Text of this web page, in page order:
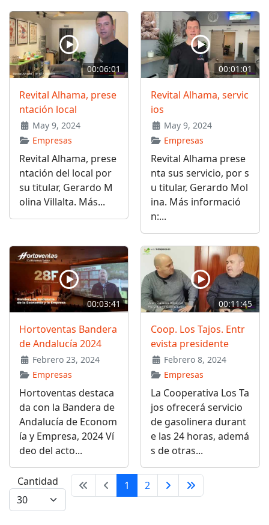
00:06:01
Revital Alhama, prese
ntación local
May 9, 2024
Empresas
Revital Alhama, prese
ntación del local por
su titular, Gerardo M
olina Villalta. Más...
00:01:01
Revital Alhama, servic
ios
May 9, 2024
Empresas
Revital Alhama prese
nta sus servicio, por s
u titular, Gerardo Mol
ina. Más informació
n:...
00:03:41
Hortoventas Bandera
de Andalucía 2024
Febrero 23, 2024
Empresas
Hortoventas destaca
da con la Bandera de
Andalucía de Econom
ía y Empresa, 2024 Ví
deo del acto...
00:11:45
Coop. Los Tajos. Entr
evista presidente
Febrero 8, 2024
Empresas
La Cooperativa Los Ta
jos ofrecerá servicio
de gasolinera durant
e las 24 horas, ademá
s de otras...
Cantidad 1 2